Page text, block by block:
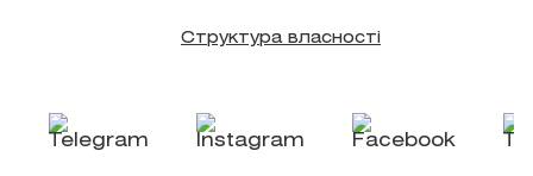
Структура власності